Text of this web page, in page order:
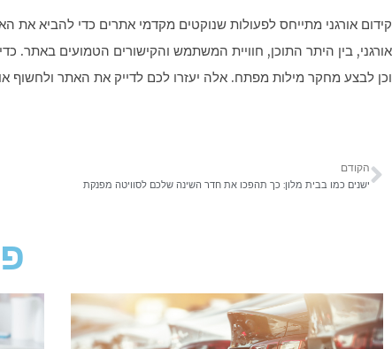
קידום אורגני מתייחס לפעולות שנוקטים מקדמי אתרים כדי להביא את
אורגני, בין היתר התוכן, חוויית המשתמש והקישורים הטמועים באתר.
וכן לבצע מחקר מילות מפתח. אלה יעזרו לכם לדייק את האתר ולחשוף
הקודם
ישנים כמו בבית מלון: כך תהפכו את חדר השינה שלכם לסוויטה מפנקת